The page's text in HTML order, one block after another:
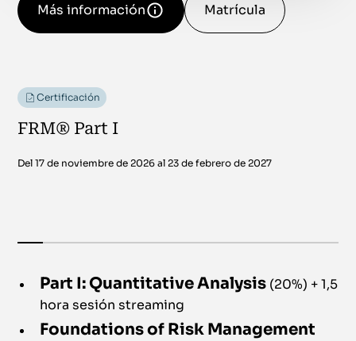
Más información Matrícula
Certificación
FRM® Part I
Del 17 de noviembre de 2026 al 23 de febrero de 2027
Part I: Quantitative Analysis (20%) + 1,5
hora sesión streaming
Foundations of Risk Management